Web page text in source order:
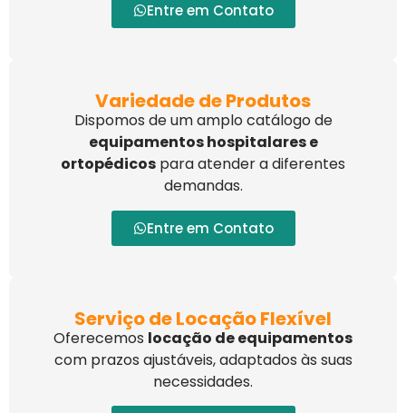
Entre em Contato
Variedade de Produtos
Dispomos de um amplo catálogo de
equipamentos hospitalares e
ortopédicos para atender a diferentes
demandas.
Entre em Contato
Serviço de Locação Flexível
Oferecemos locação de equipamentos
com prazos ajustáveis, adaptados às suas
necessidades.